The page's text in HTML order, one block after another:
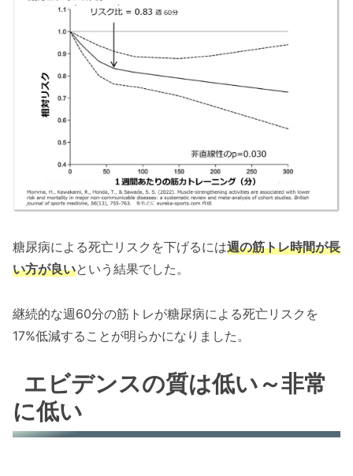
糖尿病による死亡リスクを下げるには週の筋トレ時間が長
い方が良いという結果でした。
継続的な週60分の筋トレが糖尿病による死亡リスクを
17%低減することが明らかになりました。
エビデンスの質は低い～非常
に低い